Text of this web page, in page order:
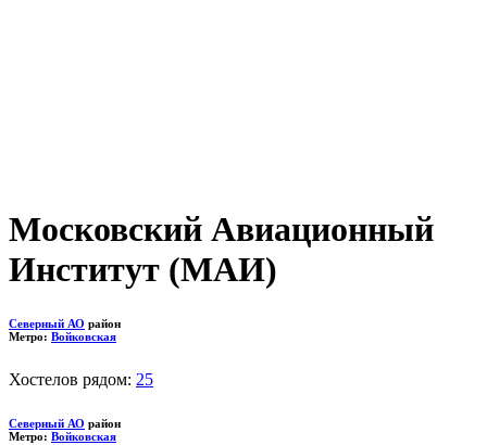
Московский Авиационный
Институт (МАИ)
Северный АО район
Метро: Войковская
Хостелов рядом: 25
Северный АО район
Метро: Войковская